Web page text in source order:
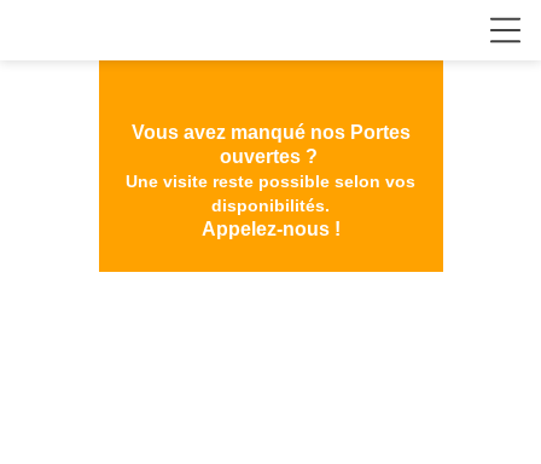
Vous avez manqué nos Portes
ouvertes ?
Une visite reste possible selon vos
disponibilités.
Appelez-nous !